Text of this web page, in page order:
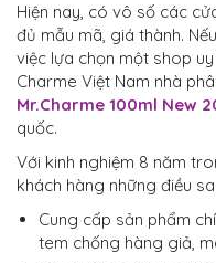
Hiện nay, có vô số các
đủ mẫu mã, giá thành.
việc lựa chọn một shop
Charme Việt Nam nhà
Mr.Charme 100ml New
quốc.
Với kinh nghiệm 8 năm
khách hàng những điều
Cung cấp sản phẩm
tem chống hàng giả,